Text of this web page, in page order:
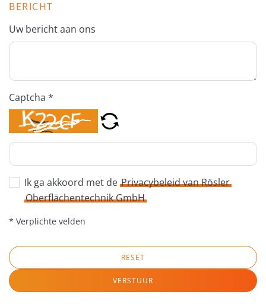
BERICHT
Uw bericht aan ons
Captcha *
Ik ga akkoord met de Privacybeleid van Rösler
Oberflächentechnik GmbH
* Verplichte velden
RESET
VERSTUUR